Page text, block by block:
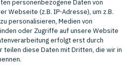
und
Agenturpartner Ihr